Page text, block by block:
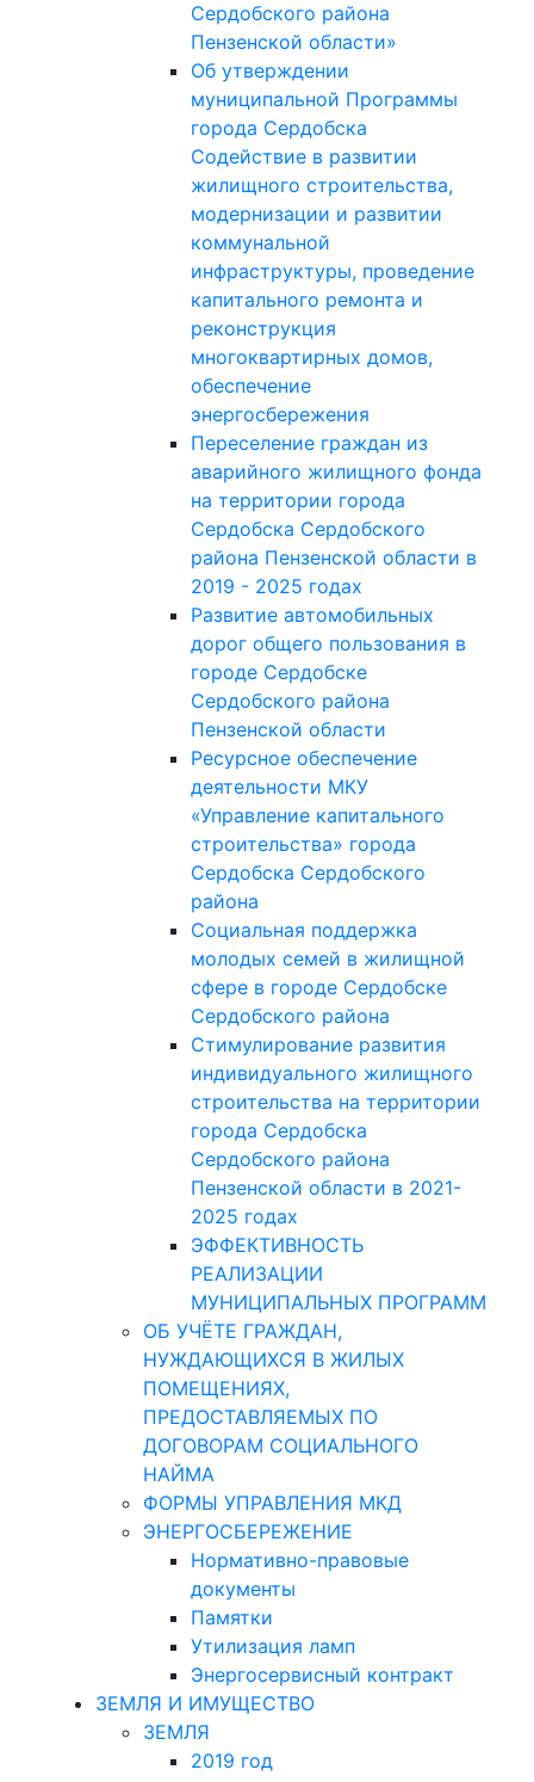
Сердобского района
Пензенской области»
Об утверждении
муниципальной Программы
города Сердобска
Содействие в развитии
жилищного строительства,
модернизации и развитии
коммунальной
инфраструктуры, проведение
капитального ремонта и
реконструкция
многоквартирных домов,
обеспечение
энергосбережения
Переселение граждан из
аварийного жилищного фонда
на территории города
Сердобска Сердобского
района Пензенской области в
2019 - 2025 годах
Развитие автомобильных
дорог общего пользования в
городе Сердобске
Сердобского района
Пензенской области
Ресурсное обеспечение
деятельности МКУ
«Управление капитального
строительства» города
Сердобска Сердобского
района
Социальная поддержка
молодых семей в жилищной
сфере в городе Сердобске
Сердобского района
Стимулирование развития
индивидуального жилищного
строительства на территории
города Сердобска
Сердобского района
Пензенской области в 2021-
2025 годах
ЭФФЕКТИВНОСТЬ
РЕАЛИЗАЦИИ
МУНИЦИПАЛЬНЫХ ПРОГРАММ
ОБ УЧЁТЕ ГРАЖДАН,
НУЖДАЮЩИХСЯ В ЖИЛЫХ
ПОМЕЩЕНИЯХ,
ПРЕДОСТАВЛЯЕМЫХ ПО
ДОГОВОРАМ СОЦИАЛЬНОГО
НАЙМА
ФОРМЫ УПРАВЛЕНИЯ МКД
ЭНЕРГОСБЕРЕЖЕНИЕ
Нормативно-правовые
документы
Памятки
Утилизация ламп
Энергосервисный контракт
ЗЕМЛЯ И ИМУЩЕСТВО
ЗЕМЛЯ
2019 год